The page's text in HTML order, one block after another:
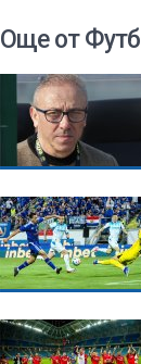
Още от